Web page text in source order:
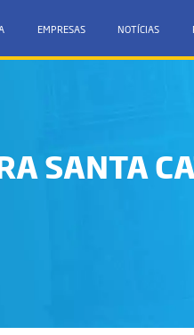
EMPRESAS NOTÍCIAS
SANTA